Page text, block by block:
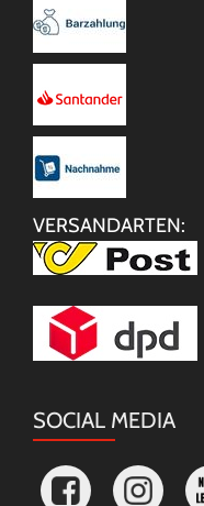
VERSANDARTEN:
SOCIAL MEDIA